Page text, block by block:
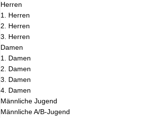
Herren
1. Herren
2. Herren
3. Herren
Damen
1. Damen
2. Damen
3. Damen
4. Damen
Männliche Jugend
Männliche A/B-Jugend